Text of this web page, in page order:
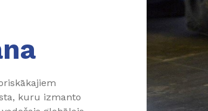
kuru izmanto